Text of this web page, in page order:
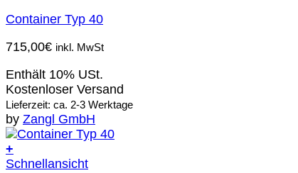
Container Typ 40
715,00€ inkl. MwSt
Enthält 10% USt.
Kostenloser Versand
Lieferzeit: ca. 2-3 Werktage
by Zangl GmbH
+
Schnellansicht